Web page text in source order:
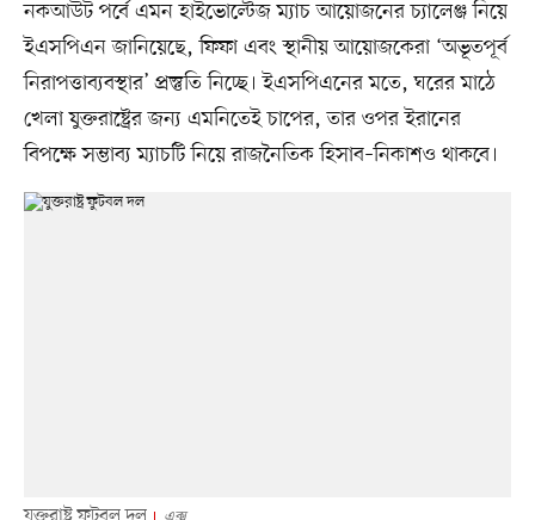
নকআউট পর্বে এমন হাইভোল্টেজ ম্যাচ আয়োজনের চ্যালেঞ্জ নিয়ে
ইএসপিএন জানিয়েছে, ফিফা এবং স্থানীয় আয়োজকেরা ‘অভূতপূর্ব
নিরাপত্তাব্যবস্থার’ প্রস্তুতি নিচ্ছে। ইএসপিএনের মতে, ঘরের মাঠে
খেলা যুক্তরাষ্ট্রের জন্য এমনিতেই চাপের, তার ওপর ইরানের
বিপক্ষে সম্ভাব্য ম্যাচটি নিয়ে রাজনৈতিক হিসাব–নিকাশও থাকবে।